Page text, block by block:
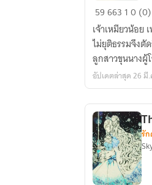
ชีวิต
ที่
9
ของ
แมว
น้อย
ชีวิต
59663 10 (0)
เจ้าเหมียวน้อย
ไม่ยุติธรรมจึงตั
ลูกสาวขุนนางผู้
อัปเดตล่าสุด 26 มี
รั